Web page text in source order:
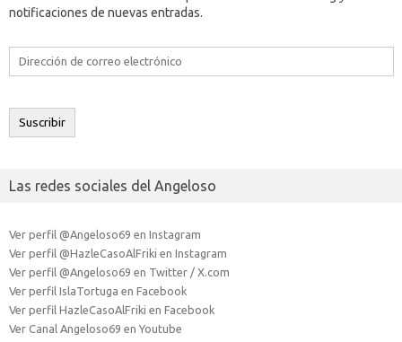
notificaciones de nuevas entradas.
Dirección
electrónico
Suscribir
Las redes sociales del Angeloso
Ver perfil @Angeloso69 en Instagram
Ver perfil @HazleCasoAlFriki en Instagram
Ver perfil @Angeloso69 en Twitter / X.com
Ver perfil IslaTortuga en Facebook
Ver perfil HazleCasoAlFriki en Facebook
Ver Canal Angeloso69 en Youtube